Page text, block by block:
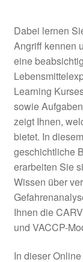
Dabei lernen
Angriff kennen
eine
Learning
sowie
zeigt Ihnen,
bietet. In
geschichtliche
erarbeiten Sie
Wissen über
Ihnen die
und VACCP-
In dieser